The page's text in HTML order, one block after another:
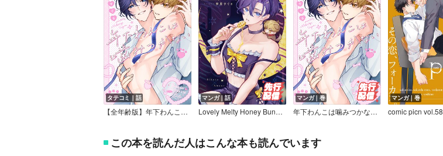
タテコミ｜話
【全年齢版】年下わんこは噛みつかない
マンガ｜話
Lovely Melty Honey Bunny 【白消し修正版】
マンガ｜巻
年下わんこは噛みつかない【電子版限定特典付き】【Renta！限定特典付き】
マンガ｜巻
comic picn vol.58
この本を読んだ人はこんな本も読んでいます